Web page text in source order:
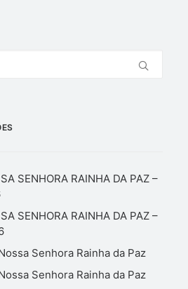
SENHORA RAINHA DA PAZ –
SENHORA RAINHA DA PAZ –
Senhora Rainha da Paz
Senhora Rainha da Paz